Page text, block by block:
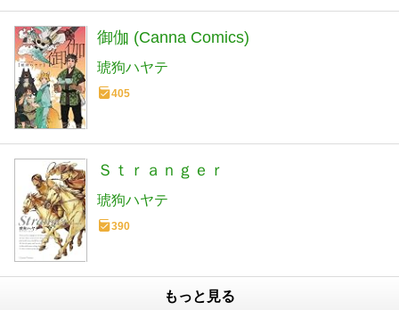
御伽 (Canna Comics)
琥狗ハヤテ
405
Ｓｔｒａｎｇｅｒ
琥狗ハヤテ
390
もっと見る